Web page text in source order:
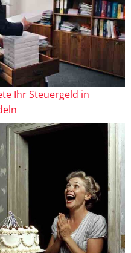
Ihr Steuergeld in